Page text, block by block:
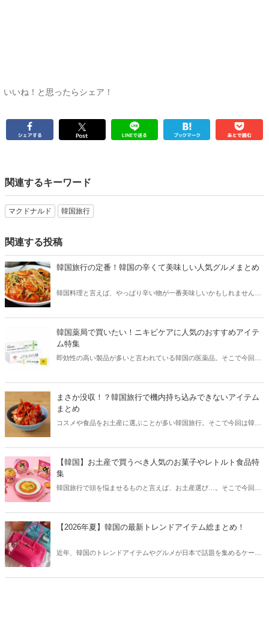
いいね！と思ったらシェア！
関連するキーワード
マクドナルド 韓国旅行
関連する投稿
韓国旅行の定番！韓国の辛くて美味しい人気グルメまとめ
韓国料理と言えば、やっぱり辛い物が一番美味しいかもしれません。
方も必見です。
韓国薬局で買いたい！ニキビケアに人気のおすすめアイテ
ム特集
即効性の高い製品が多いと言われている韓国の医薬品。そこで今回は
まさか没収！？韓国旅行で機内持ち込みできないアイテム
まとめ
コスメや食品をお土産に選ぶことが多い韓国旅行。そこで今回は韓国
【韓国】お土産で買うべき人気のお菓子やレトルト食品特
集
韓国旅行で頭を悩ませるものと言えば、お土産選び…。そこで今回は
【2026年夏】韓国の最新トレンドアイテム総まとめ！
近年、韓国のトレンドアイテムやグルメが日本で話題を集めるケース